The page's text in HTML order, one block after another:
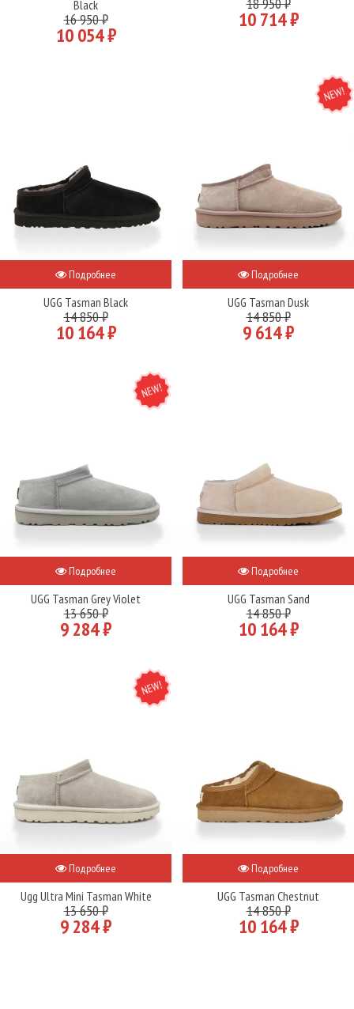
Black
16 950 ₽
10 054 ₽
10 714 ₽
Подробнее
UGG Tasman Black
14 850 ₽
10 164 ₽
NEW
Подробнее
UGG Tasman Dusk
14 850 ₽
9 614 ₽
NEW
Подробнее
UGG Tasman Grey Violet
13 650 ₽
9 284 ₽
Подробнее
UGG Tasman Sand
14 850 ₽
10 164 ₽
NEW
Подробнее
Ugg Ultra Mini Tasman White
13 650 ₽
9 284 ₽
Подробнее
UGG Tasman Chestnut
14 850 ₽
10 164 ₽